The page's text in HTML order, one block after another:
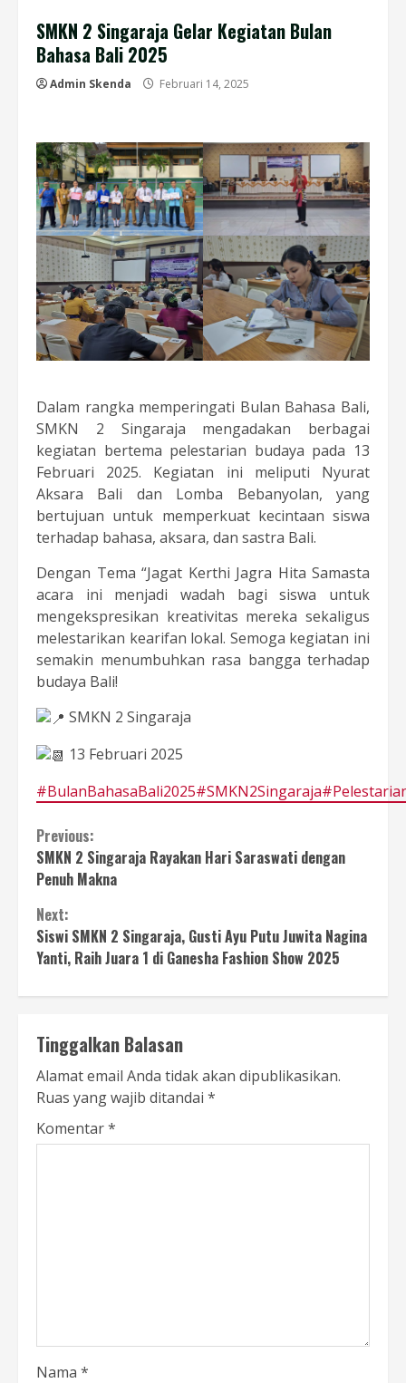
SMKN 2 Singaraja Gelar Kegiatan Bulan
Bahasa Bali 2025
Admin Skenda Februari 14, 2025
Dalam rangka memperingati Bulan Bahasa Bali,
SMKN 2 Singaraja mengadakan berbagai
kegiatan bertema pelestarian budaya pada 13
Februari 2025. Kegiatan ini meliputi Nyurat
Aksara Bali dan Lomba Bebanyolan, yang
bertujuan untuk memperkuat kecintaan siswa
terhadap bahasa, aksara, dan sastra Bali.
Dengan Tema “Jagat Kerthi Jagra Hita Samasta
acara ini menjadi wadah bagi siswa untuk
mengekspresikan kreativitas mereka sekaligus
melestarikan kearifan lokal. Semoga kegiatan ini
semakin menumbuhkan rasa bangga terhadap
budaya Bali!
SMKN 2 Singaraja
13 Februari 2025
#BulanBahasaBali2025#SMKN2Singaraja
Continue
Reading
Previous:
SMKN 2 Singaraja Rayakan Hari Saraswati dengan
Penuh Makna
Next:
Siswi SMKN 2 Singaraja, Gusti Ayu Putu Juwita Nagina
Yanti, Raih Juara 1 di Ganesha Fashion Show 2025
Tinggalkan Balasan
Alamat email Anda tidak akan dipublikasikan.
Ruas yang wajib ditandai *
Komentar*
Nama *